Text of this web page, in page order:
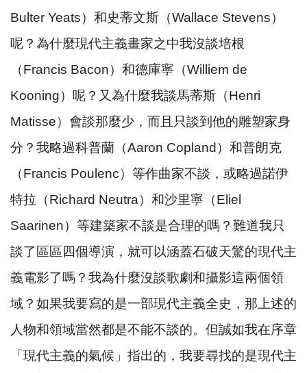
Bulter Yeats）和史蒂文斯（Wallace Stevens）
呢？為什麼現代主義畫家之中我沒談培根
（Francis Bacon）和德庫寧（Williem de
Kooning）呢？又為什麼我談馬蒂斯（Henri
Matisse）會談那麼少，而且只談到他的雕塑家身
分？我略過科普蘭（Aaron Copland ）和普朗克
（Francis Poulenc）等作曲家不談，或略過諾伊
特拉（Richard Neutra）和沙里寧（Eliel
Saarinen）等建築家不談是合理的嗎？難道我只
談了區區四個導演，就可以涵蓋石破天驚的現代主
義電影了嗎？我為什麼沒談歌劇和攝影這兩個領
域？如果我要寫的是一部現代主義全史，那上述的
人物和領域當然都是不能不談的。但誠如我在序章
「現代主義的氣候」指出的，我要尋找的是現代主